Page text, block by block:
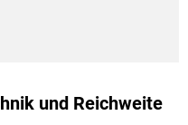
und Reichweite